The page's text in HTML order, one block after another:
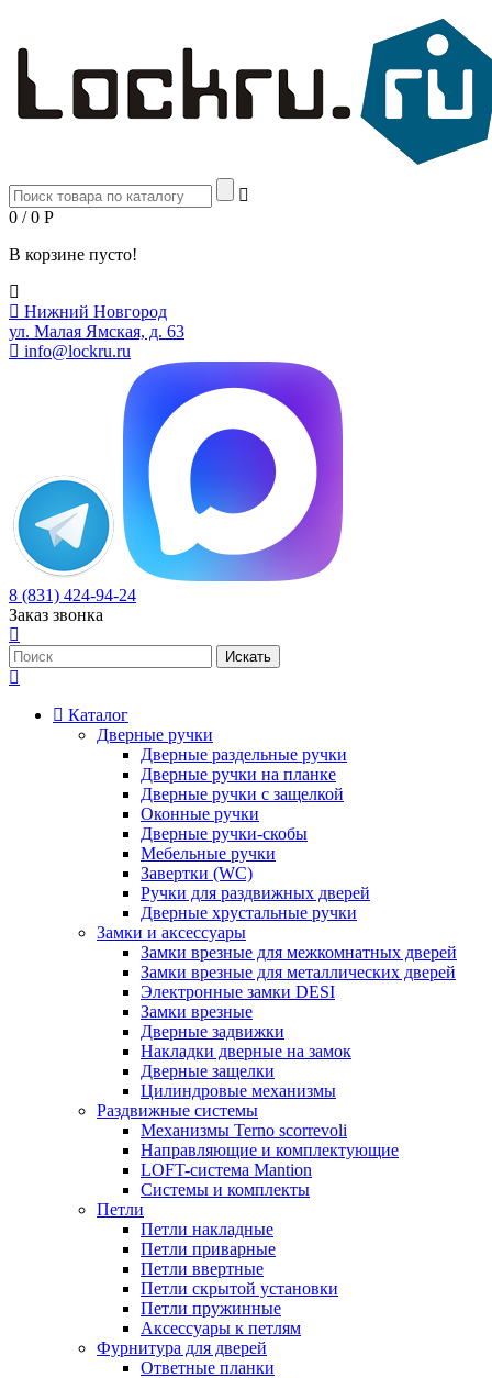
0 / 0 Р
В корзине пусто!
Нижний Новгород
ул. Малая Ямская, д. 63
info@lockru.ru
8 (831) 424-94-24
Заказ звонка
Каталог
Дверные ручки
Дверные раздельные ручки
Дверные ручки на планке
Дверные ручки с защелкой
Оконные ручки
Дверные ручки-скобы
Мебельные ручки
Завертки (WC)
Ручки для раздвижных дверей
Дверные хрустальные ручки
Замки и аксессуары
Замки врезные для межкомнатных дверей
Замки врезные для металлических дверей
Электронные замки DESI
Замки врезные
Дверные задвижки
Накладки дверные на замок
Дверные защелки
Цилиндровые механизмы
Раздвижные системы
Механизмы Terno scorrevoli
Направляющие и комплектующие
LOFT-cистема Mantion
Системы и комплекты
Петли
Петли накладные
Петли приварные
Петли ввертные
Петли скрытой установки
Петли пружинные
Аксессуары к петлям
Фурнитура для дверей
Ответные планки